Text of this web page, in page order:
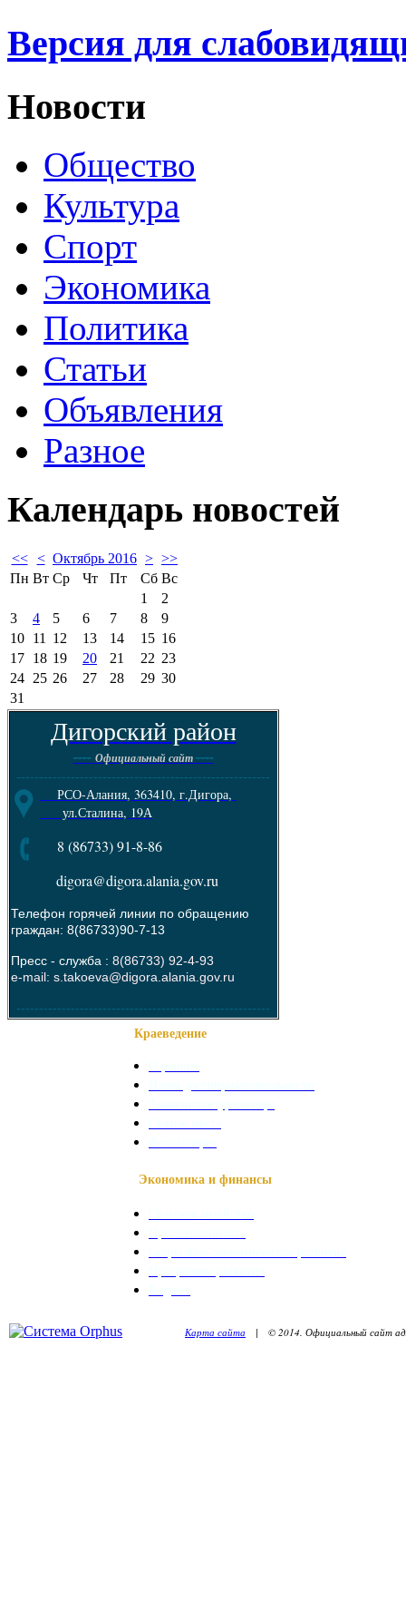
Версия для
Новости
Общество
Культура
Спорт
Экономика
Политика
Статьи
Объявления
Разное
Календарь новостей
<< < Октябрь 2016 > >>
Пн Вт Ср Чт Пт Сб Вс
1
2
3
4 5 6 7 8
9
10 11 12 13 14 15 16
17 18 19 20 21 22 23
24 25 26 27 28 29 30
31
Дигорский район
---- Официальный сайт----
--------------------------------------------------------
РСО-Алания, 363410, г.Дигора,
ул.Сталина, 19А
8 (86733) 91-8-86
digora@digora.alania.gov.ru
Телефон горячей линии по обращению
граждан: 8(86733)90-7-13
Пресс - служба : 8(86733) 92-4-93
e-mail: s.takoeva@digora.alania.gov.ru
--------------------------------------------------------
Краеведение
Экономика и финансы
Карта сайта | © 2014. Официальный сайт